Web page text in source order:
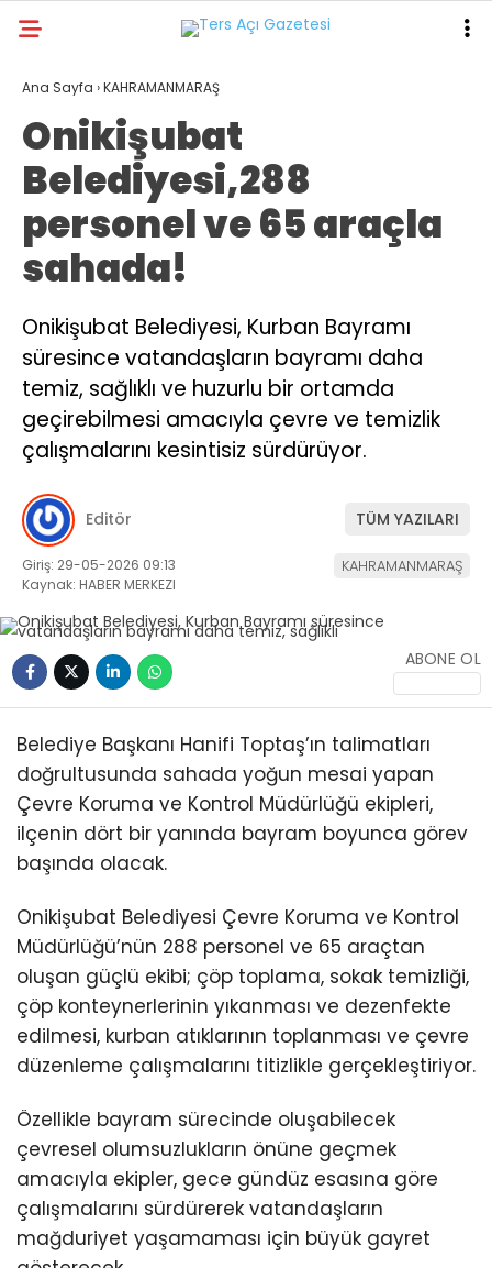
İhbar Hattı
Facebook
Instagram
Youtube
GALERİ VİDEO
GÜNDEM
ASAYİŞ
DÜNYA
KAHRAMANMARAŞ
SPOR
TEKNOLOJİ
DİĞER
Ana Sayfa ›KAHRAMANMARAŞ
Onikişubat
Belediyesi,288
personel ve 65 araçla
sahada!
Onikişubat Belediyesi, Kurban Bayramı
süresince vatandaşların bayramı daha
temiz, sağlıklı ve huzurlu bir ortamda
geçirebilmesi amacıyla çevre ve temizlik
çalışmalarını kesintisiz sürdürüyor.
Editör TÜM YAZILARI
Giriş: 29-05-2026 09:13
Kaynak: HABER MERKEZI
KAHRAMANMARAŞ
ABONE OL
Belediye Başkanı Hanifi Toptaş’ın talimatları
doğrultusunda sahada yoğun mesai yapan
Çevre Koruma ve Kontrol Müdürlüğü ekipleri,
ilçenin dört bir yanında bayram boyunca görev
başında olacak.
Onikişubat Belediyesi Çevre Koruma ve Kontrol
Müdürlüğü’nün 288 personel ve 65 araçtan
oluşan güçlü ekibi; çöp toplama, sokak temizliği,
çöp konteynerlerinin yıkanması ve dezenfekte
edilmesi, kurban atıklarının toplanması ve çevre
düzenleme çalışmalarını titizlikle gerçekleştiriyor.
Özellikle bayram sürecinde oluşabilecek
çevresel olumsuzlukların önüne geçmek
amacıyla ekipler, gece gündüz esasına göre
çalışmalarını sürdürerek vatandaşların
mağduriyet yaşamaması için büyük gayret